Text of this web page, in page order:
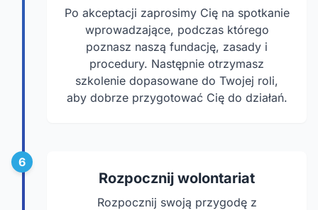
Po akceptacji zaprosimy Cię na spotkanie
wprowadzające, podczas którego
poznasz naszą fundację, zasady i
procedury. Następnie otrzymasz
szkolenie dopasowane do Twojej roli,
aby dobrze przygotować Cię do działań.
6
Rozpocznij wolontariat
Rozpocznij swoją przygodę z